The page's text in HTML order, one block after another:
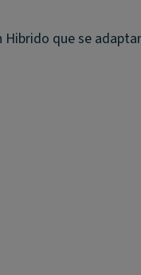
que se